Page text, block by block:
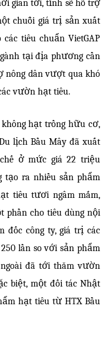
gian tới, tỉnh sẽ hỗ trợ
chuỗi giá trị sản xuất
tiêu chuẩn VietGAP
tại địa phương cần
nông dân vượt qua khó
vườn hạt tiêu.
hạt trồng hữu cơ,
lịch Bầu Mây đã xuất
ở mức giá 22 triệu
tạo ra nhiều sản phẩm
tiêu tươi ngâm mắm,
phần cho tiêu dùng nội
đốc công ty, giá trị các
lần so với sản phẩm
đã tới thăm vườn
biệt, một đối tác Nhật
hạt tiêu từ HTX Bầu